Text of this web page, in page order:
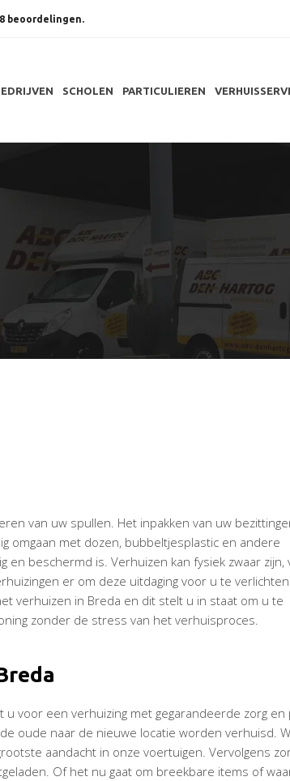
beoordelingen.
SCHOLEN PARTICULIEREN
van uw spullen. Het inpakken van uw
omgaan met dozen, bubbeltjesplastic en andere
beschermd is. Verhuizen kan fysiek zwaar zijn,
er om deze uitdaging voor u te
verhuizen in Breda en dit stelt u in staat om u te
zonder de stress van het verhuisproces.
u voor een verhuizing met gegarandeerde zorg en
oude naar de nieuwe locatie worden verhuisd.
aandacht in onze voertuigen. Vervolgens
Of het nu gaat om breekbare items of